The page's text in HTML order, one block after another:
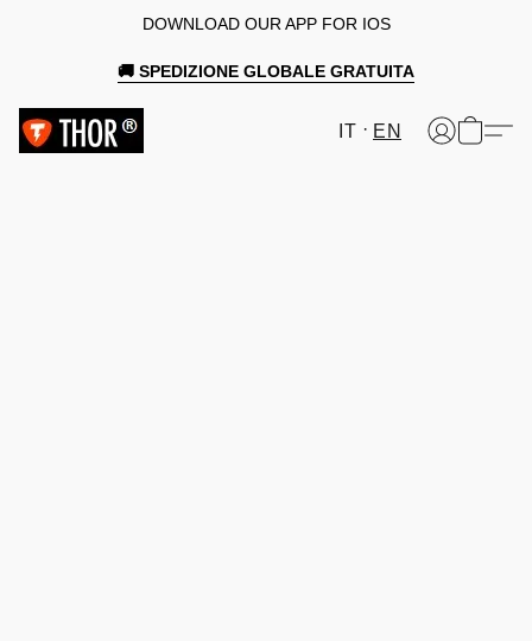
DOWNLOAD OUR APP FOR IOS
🚚 SPEDIZIONE GLOBALE GRATUITA
IT EN